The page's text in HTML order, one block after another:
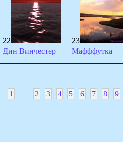
22
Дин Винчестер
23
Мафффутка
1 2 3 4 5 6 7 8 9